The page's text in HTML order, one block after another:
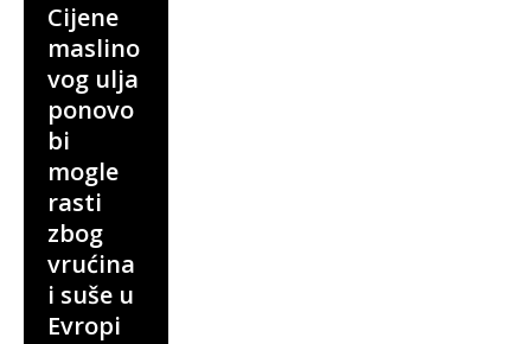
Cijene
maslino
vog ulja
ponovo
bi
mogle
rasti
zbog
vrućina
i suše u
Evropi